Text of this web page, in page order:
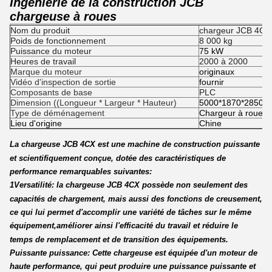
chargeuse à roues
Nom du produit
chargeur JCB
Poids de fonctionnement
8 000 kg
Puissance du moteur
75 kW
Heures de travail
2000 à 2000
Marque du moteur
originaux
Vidéo d'inspection de sortie
fournir
Composants de base
PLC
Dimension ((Longueur * Largeur * Hauteur)
5000*1870*2850
Type de déménagement
Chargeur à roues
Lieu d'origine
Chine
La chargeuse JCB 4CX est une machine de construction puissante
et scientifiquement conçue, dotée des caractéristiques de
performance remarquables suivantes:
1Versatilité: la chargeuse JCB 4CX possède non seulement des
capacités de chargement, mais aussi des fonctions de creusement,
ce qui lui permet d'accomplir une variété de tâches sur le même
équipement,améliorer ainsi l'efficacité du travail et réduire le
temps de remplacement et de transition des équipements.
Puissante puissance: Cette chargeuse est équipée d'un moteur de
haute performance, qui peut produire une puissance puissante et